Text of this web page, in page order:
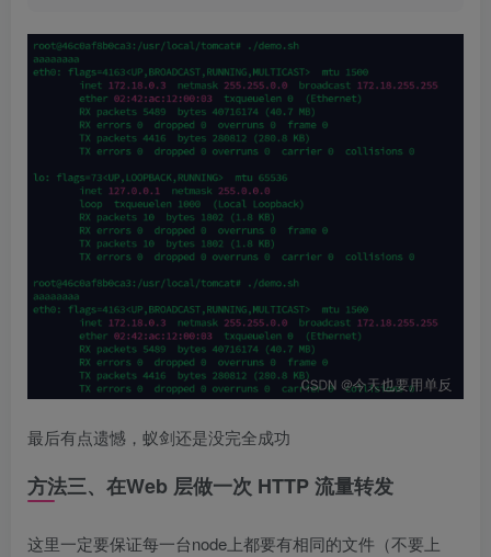
最后有点遗憾，蚁剑还是没完全成功
方法三、在Web 层做一次 HTTP 流量转发
这里一定要保证每一台node上都要有相同的文件（不要上